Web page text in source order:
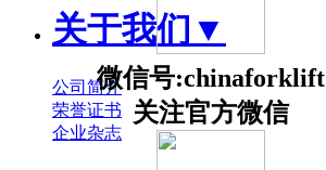
微信号:chinaforklift
关注官方微信
关于我们 ▼
公司简介
荣誉证书
企业杂志